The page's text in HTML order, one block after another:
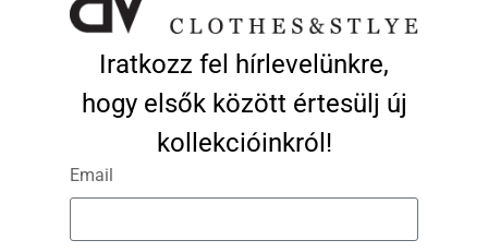
A modell méretei: 173 cm magas, 60 kg
Ezek a termékek is tetszhetnek…
-30%
Iratkozz fel hírlevelünkre,
hogy elsők között értesülj új
kollekcióinkról!
Email